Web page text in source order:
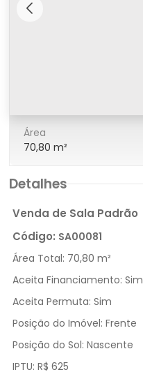
Área
70,80 m²
Detalhes
Venda de Sala Padrão
Código: SA00081
Área Total: 70,80 m²
Aceita Financiamento: Sim
Aceita Permuta: Sim
Posição do Imóvel: Frente
Posição do Sol: Nascente
IPTU: R$ 625